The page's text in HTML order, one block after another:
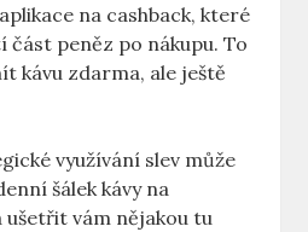
na cashback, které
část peněz po nákupu. To
kávu zdarma, ale ještě
využívání slev může
šálek kávy na
ušetřit vám nějakou tu